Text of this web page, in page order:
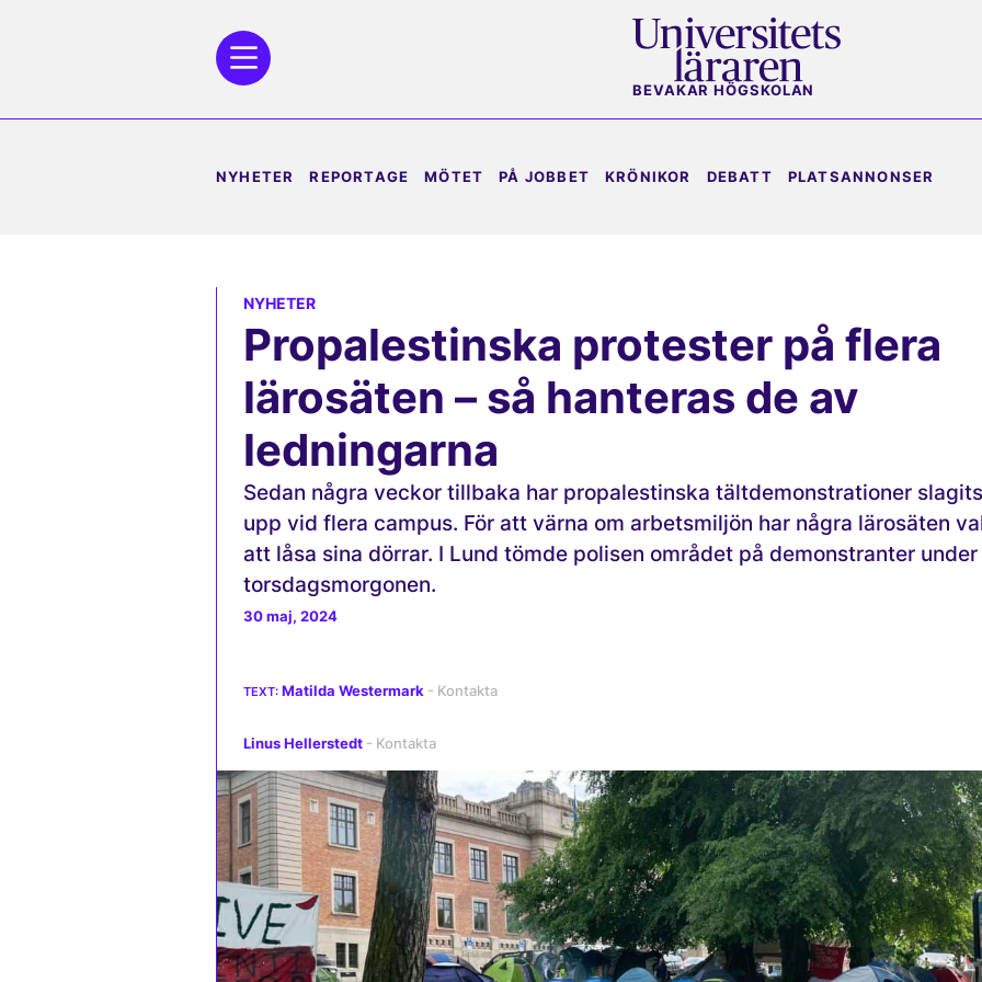
BEVAKAR HÖGSKOLAN
NYHETER REPORTAGE MÖTET PÅ JOBBET KRÖNIKOR DEBATT PLATSANNONSER
NYHETER
Propalestinska protester på flera
lärosäten – så hanteras de av
ledningarna
Sedan några veckor tillbaka har propalestinska tältdemonstrationer slagits
upp vid flera campus. För att värna om arbetsmiljön har några lärosäten
att låsa sina dörrar. I Lund tömde polisen området på demonstranter under
torsdagsmorgonen.
30 maj, 2024
Matilda Westermark
Linus Hellerstedt